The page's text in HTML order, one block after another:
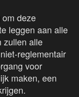
deze
leggen aan alle
zullen alle
reglementair
voor
maken, een